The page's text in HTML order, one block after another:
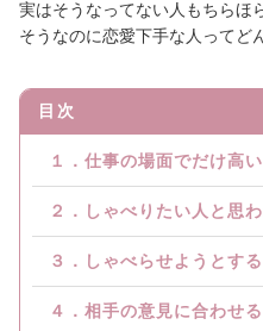
実はそうなってない人もちらほ
そうなのに恋愛下手な人ってど
目次
１．仕事の場面でだけ高い
２．しゃべりたい人と思
３．しゃべらせようとする
４．相手の意見に合わせる